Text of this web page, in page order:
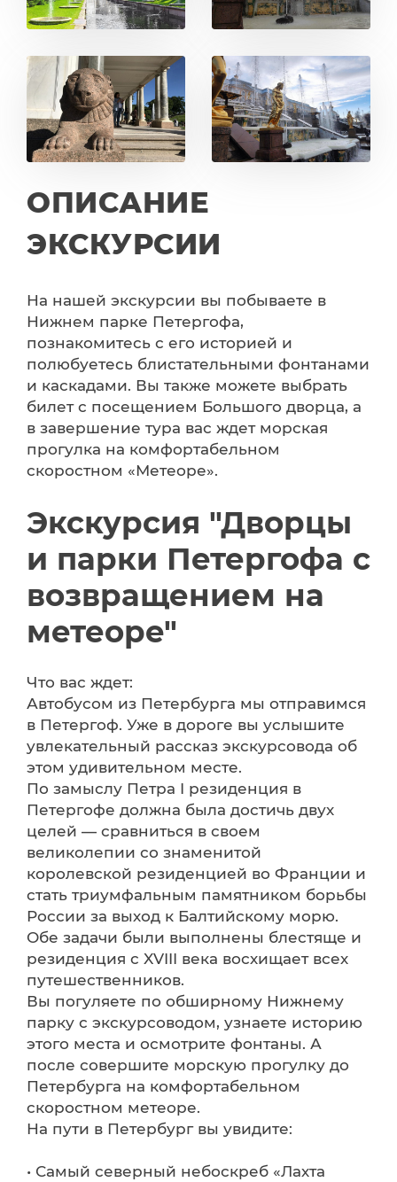
ОПИСАНИЕ
ЭКСКУРСИИ
На нашей экскурсии вы побываете в
Нижнем парке Петергофа,
познакомитесь с его историей и
полюбуетесь блистательными фонтанами
и каскадами. Вы также можете выбрать
билет с посещением Большого дворца, а
в завершение тура вас ждет морская
прогулка на комфортабельном
скоростном «Метеоре».
Экскурсия "Дворцы
и парки Петергофа с
возвращением на
метеоре"
Что вас ждет:
Автобусом из Петербурга мы отправимся
в Петергоф. Уже в дороге вы услышите
увлекательный рассказ экскурсовода об
этом удивительном месте.
По замыслу Петра I резиденция в
Петергофе должна была достичь двух
целей — сравниться в своем
великолепии со знаменитой
королевской резиденцией во Франции и
стать триумфальным памятником борьбы
России за выход к Балтийскому морю.
Обе задачи были выполнены блестяще и
резиденция с XVIII века восхищает всех
путешественников.
Вы погуляете по обширному Нижнему
парку с экскурсоводом, узнаете историю
этого места и осмотрите фонтаны. А
после совершите морскую прогулку до
Петербурга на комфортабельном
скоростном метеоре.
На пути в Петербург вы увидите:
• Самый северный небоскреб «Лахта